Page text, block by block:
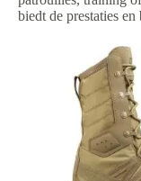
biedt de prestaties